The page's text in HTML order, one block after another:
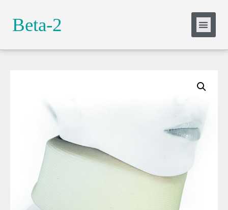
Beta-2
adipiscing elit. Ut elit tellus, luctus nec